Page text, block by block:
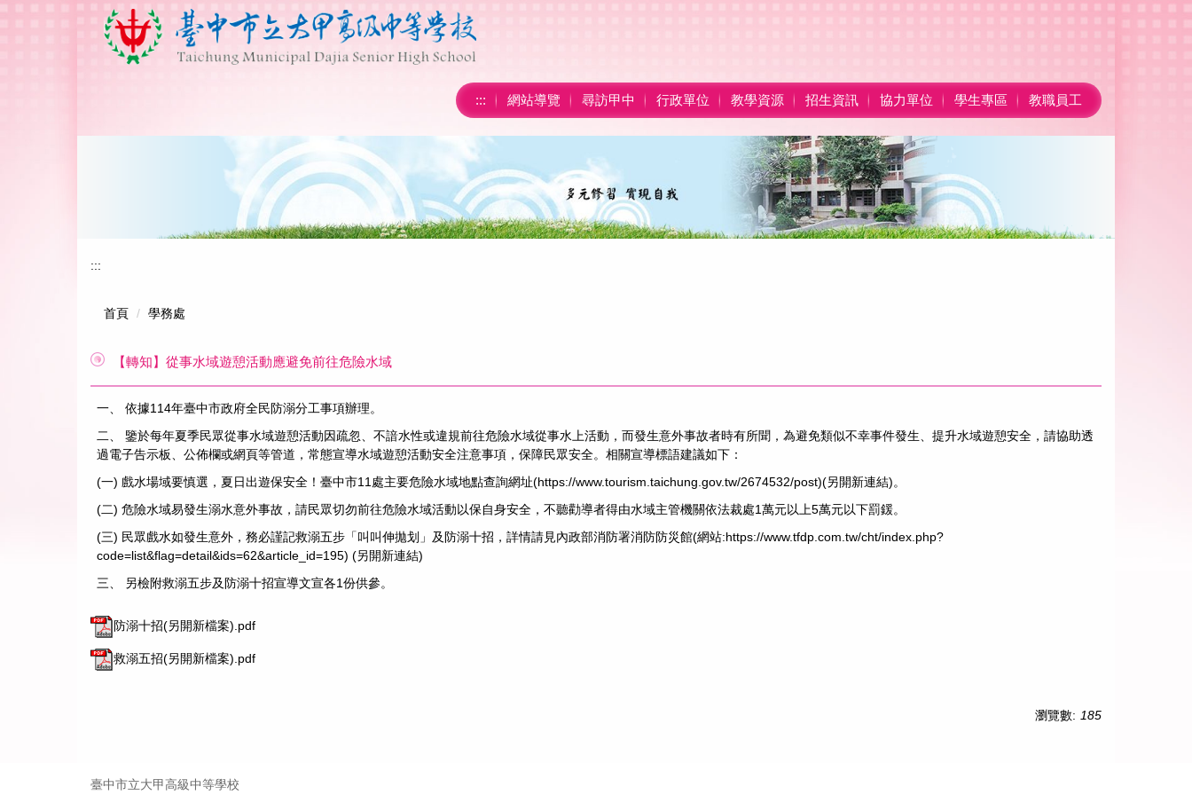
::: 網站導覽 尋訪甲中 行政單位 教學資源 招生資訊 協力單位 學生專區 教職員工
:::
首頁 學務處
【轉知】從事水域遊憩活動應避免前往危險水域
一、 依據114年臺中市政府全民防溺分工事項辦理。
二、 鑒於每年夏季民眾從事水域遊憩活動因疏忽、不諳水性或違規前往危險水域從事水上活動，而發生意外事故者時有所聞，為避免類似不幸事件發生、提升水域遊憩安全，請協助透
過電子告示板、公佈欄或網頁等管道，常態宣導水域遊憩活動安全注意事項，保障民眾安全。相關宣導標語建議如下：
(一) 戲水場域要慎選，夏日出遊保安全！臺中市11處主要危險水域地點查詢網址(https://www.tourism.taichung.gov.tw/2674532/post)(另開新連結)。
(二) 危險水域易發生溺水意外事故，請民眾切勿前往危險水域活動以保自身安全，不聽勸導者得由水域主管機關依法裁處1萬元以上5萬元以下罰鍰。
(三) 民眾戲水如發生意外，務必謹記救溺五步「叫叫伸拋划」及防溺十招，詳情請見內政部消防署消防防災館(網站:https://www.tfdp.com.tw/cht/index.php?
code=list&flag=detail&ids=62&article_id=195) (另開新連結)
三、 另檢附救溺五步及防溺十招宣導文宣各1份供參。
防溺十招(另開新檔案).pdf
救溺五招(另開新檔案).pdf
瀏覽數: 185
臺中市立大甲高級中等學校